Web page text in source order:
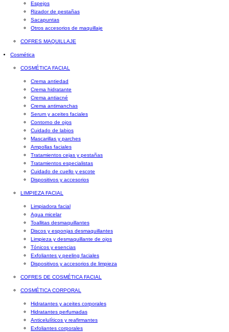
Espejos
Rizador de pestañas
Sacapuntas
Otros accesorios de maquillaje
COFRES MAQUILLAJE
Cosmética
COSMÉTICA FACIAL
Crema antiedad
Crema hidratante
Crema antiacné
Crema antimanchas
Serum y aceites faciales
Contorno de ojos
Cuidado de labios
Mascarillas y parches
Ampollas faciales
Tratamientos cejas y pestañas
Tratamientos especialistas
Cuidado de cuello y escote
Dispositivos y accesorios
LIMPIEZA FACIAL
Limpiadora facial
Agua micelar
Toallitas desmaquillantes
Discos y esponjas desmaquillantes
Limpieza y desmaquillante de ojos
Tónicos y esencias
Exfoliantes y peeling faciales
Dispositivos y accesorios de limpieza
COFRES DE COSMÉTICA FACIAL
COSMÉTICA CORPORAL
Hidratantes y aceites corporales
Hidratantes perfumadas
Anticelulíticos y reafirmantes
Exfoliantes corporales